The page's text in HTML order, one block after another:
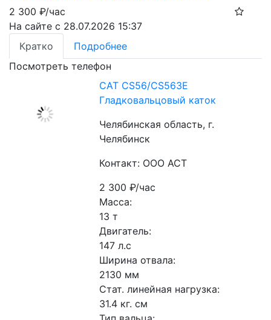
2 300 ₽/час
На сайте с 28.07.2026 15:37
Кратко
Подробнее
Посмотреть телефон
CAT CS56/CS563E
Гладковальцовый каток
Челябинская область, г.
Челябинск
Контакт: ООО АСТ
2 300₽/час
Масса:
13 т
Двигатель:
147 л.с
Ширина отвала:
2130 мм
Стат. линейная нагрузка:
31.4 кг. см